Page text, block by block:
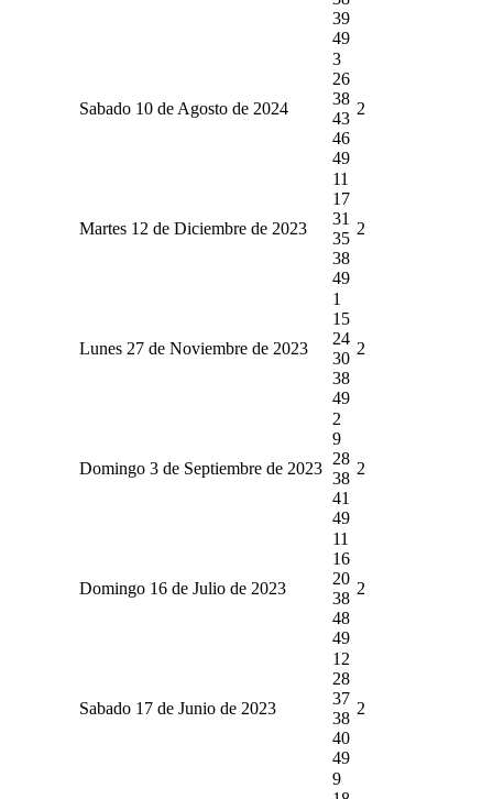
39
49
Sabado 10 de Agosto de 2024
3
26
38
43
46
49
2
Martes 12 de Diciembre de 2023
11
17
31
35
38
49
2
Lunes 27 de Noviembre de 2023
1
15
24
30
38
49
2
Domingo 3 de Septiembre de 2023
2
9
28
38
41
49
2
Domingo 16 de Julio de 2023
11
16
20
38
48
49
2
Sabado 17 de Junio de 2023
12
28
37
38
40
49
2
9